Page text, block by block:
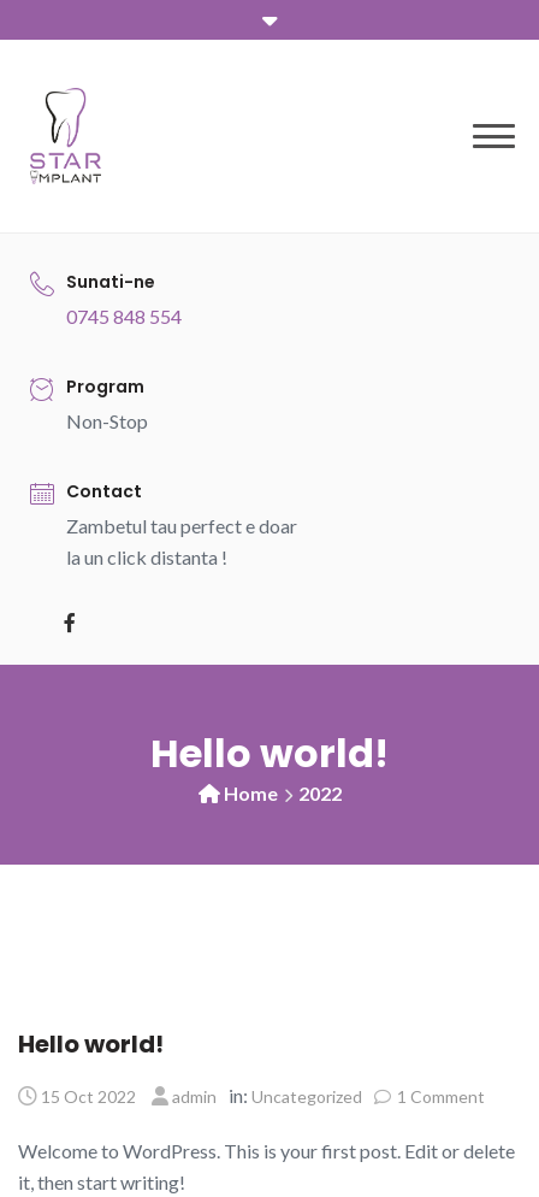
to
Sunati-ne
0745 848 554
Program
Non-Stop
Contact
Zambetul tau perfect e doar
la un click distanta !
Hello world!
Home 2022
Hello world!
15 Oct 2022 admin in: Uncategorized 1 Comment
Welcome to WordPress. This is your first post. Edit or delete
it, then start writing!